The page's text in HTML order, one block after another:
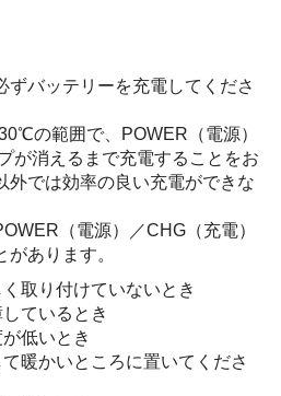
ずバッテリーを充電してくださ
の範囲で、POWER（電源）
が消えるまで充電することをお
外では効率の良い充電ができな
（電源）／CHG（充電）
あります。
取り付けていないとき
ているとき
低いとき
暖かいところに置いてくださ